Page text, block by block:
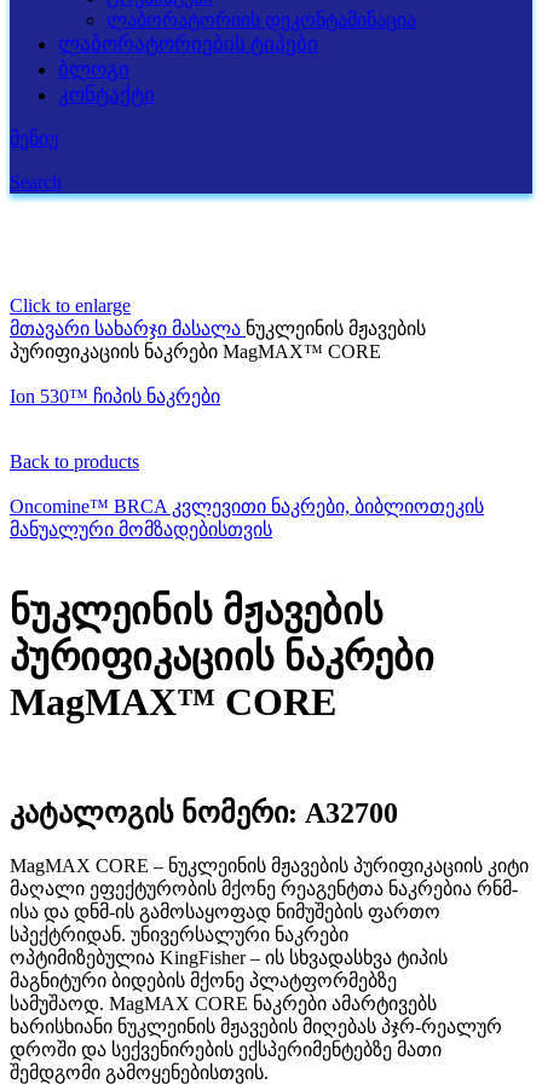
ლაბორატორიის დეკონტამინაცია
ლაბორატორიების ტიპები
ბლოგი
კონტაქტი
მენიუ
Search
Click to enlarge
მთავარი სახარჯი მასალა ნუკლეინის მჟავების
პურიფიკაციის ნაკრები MagMAX™ CORE
Ion 530™ ჩიპის ნაკრები
Back to products
Oncomine™ BRCA კვლევითი ნაკრები, ბიბლიოთეკის
მანუალური მომზადებისთვის
ნუკლეინის მჟავების
პურიფიკაციის ნაკრები
MagMAX™ CORE
კატალოგის ნომერი: A32700
MagMAX CORE – ნუკლეინის მჟავების პურიფიკაციის კიტი
მაღალი ეფექტურობის მქონე რეაგენტთა ნაკრებია რნმ-
ისა და დნმ-ის გამოსაყოფად ნიმუშების ფართო
სპექტრიდან. უნივერსალური ნაკრები
ოპტიმიზებულია KingFisher – ის სხვადასხვა ტიპის
მაგნიტური ბიდების მქონე პლატფორმებზე
სამუშაოდ. MagMAX CORE ნაკრები ამარტივებს
ხარისხიანი ნუკლეინის მჟავების მიღებას პჯრ-რეალურ
დროში და სექვენირების ექსპერიმენტებზე მათი
შემდგომი გამოყენებისთვის.